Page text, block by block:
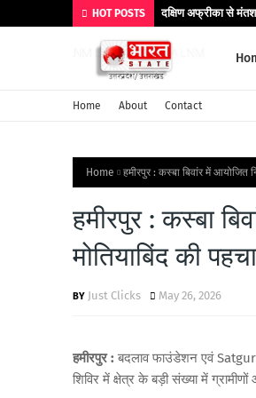
HOT POSTS दक्षिण अफ्रीका से
Home About Contact
Home हमीरपुर : कस्बा बिवांर में आयोजित
हमीरपुर : कस्बा
मोतियाबिंद की
Just Clicks May 26, 2026
हमीरपुर : बदलाव फाउंडेशन एवं
शिविर में क्षेत्र के बड़ी संख्या में